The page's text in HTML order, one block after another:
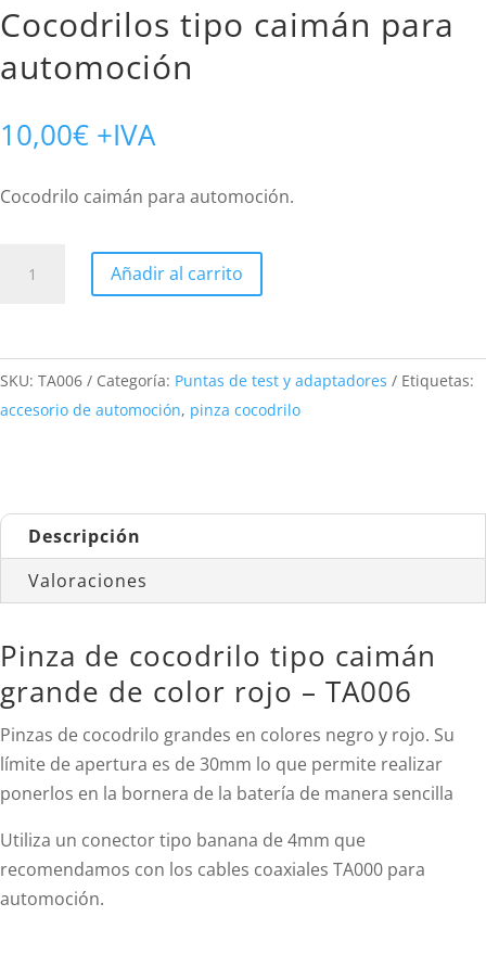
Cocodrilos tipo caimán para
automoción
10,00€ +IVA
Cocodrilo caimán para automoción.
automoción
cantidad
Añadir al carrito
SKU: TA006 Categoría: Puntas de test y adaptadores
Etiquetas:
accesorio de automoción, pinza cocodrilo
Descripción
Valoraciones
Pinza de cocodrilo tipo caimán
grande de color rojo – TA006
Pinzas de cocodrilo grandes en colores negro y rojo. Su
límite de apertura es de 30mm lo que permite realizar
ponerlos en la bornera de la batería de manera sencilla
Utiliza un conector tipo banana de 4mm que
recomendamos con los cables coaxiales TA000 para
automoción.